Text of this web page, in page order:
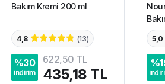
Bakım Kremi 200 ml
4,8 (13)
%30
indirim
622,50 TL
435,18 TL
300
5,0
%